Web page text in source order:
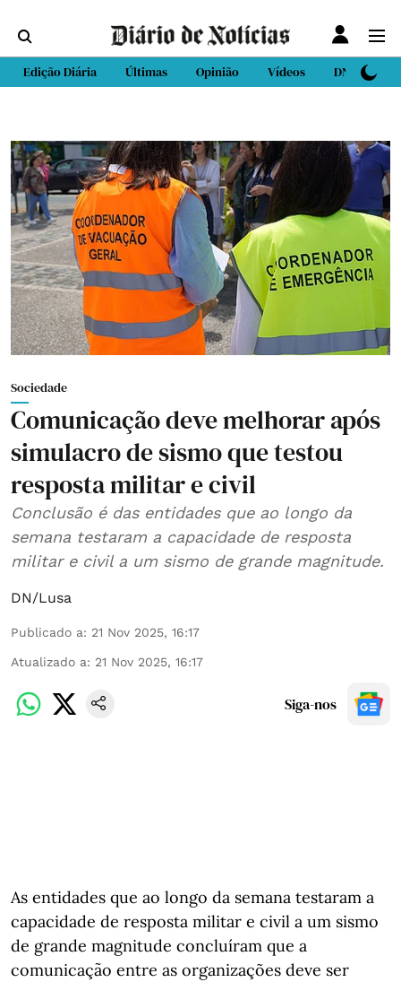
Edição Diária Últimas Opinião Vídeos DN Sport
Sociedade
Comunicação deve melhorar após
simulacro de sismo que testou
resposta militar e civil
Conclusão é das entidades que ao longo da
semana testaram a capacidade de resposta
militar e civil a um sismo de grande magnitude.
DN/Lusa
Publicado a: 21 Nov 2025, 16:17
Atualizado a: 21 Nov 2025, 16:17
Siga-nos
As entidades que ao longo da semana testaram a
capacidade de resposta militar e civil a um sismo
de grande magnitude concluíram que a
comunicação entre as organizações deve ser